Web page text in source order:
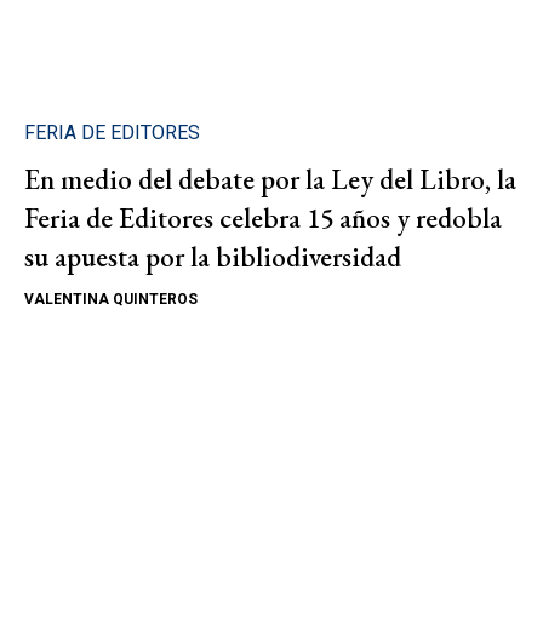
FERIA DE EDITORES
En medio del debate por la Ley del Libro, la
Feria de Editores celebra 15 años y redobla
su apuesta por la bibliodiversidad
VALENTINA QUINTEROS